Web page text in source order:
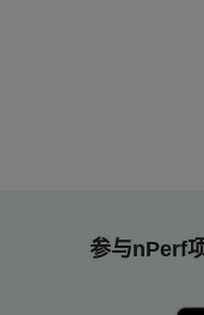
参与nPerf